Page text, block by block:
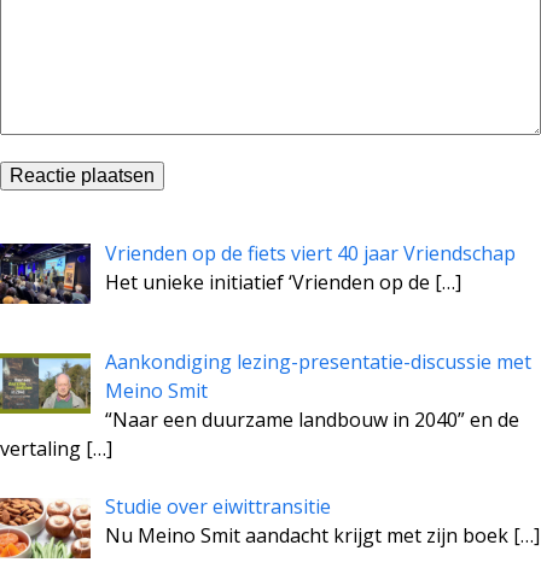
Vrienden op de fiets viert 40 jaar Vriendschap
Het unieke initiatief ‘Vrienden op de […]
Aankondiging lezing-presentatie-discussie met
Meino Smit
“Naar een duurzame landbouw in 2040” en de
vertaling […]
Studie over eiwittransitie
Nu Meino Smit aandacht krijgt met zijn boek […]